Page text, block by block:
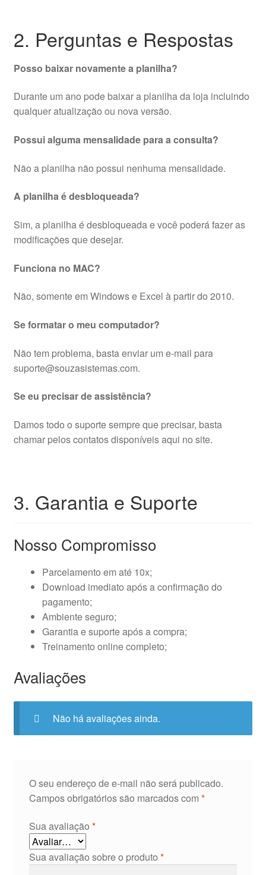
2. Perguntas e Respostas
Posso baixar novamente a planilha?
Durante um ano pode baixar a planilha da loja incluindo
qualquer atualização ou nova versão.
Possui alguma mensalidade para a consulta?
Não a planilha não possui nenhuma mensalidade.
A planilha é desbloqueada?
Sim, a planilha é desbloqueada e você poderá fazer as
modificações que desejar.
Funciona no MAC?
Não, somente em Windows e Excel à partir do 2010.
Se formatar o meu computador?
Não tem problema, basta enviar um e-mail para
suporte@souzasistemas.com.
Se eu precisar de assistência?
Damos todo o suporte sempre que precisar, basta
chamar pelos contatos disponíveis aqui no site.
3. Garantia e Suporte
Nosso Compromisso
Parcelamento em até 10x;
Download imediato após a confirmação do
pagamento;
Ambiente seguro;
Garantia e suporte após a compra;
Treinamento online completo;
Avaliações
Não há avaliações ainda.
O seu endereço de e-mail não será publicado.
Campos obrigatórios são marcados com *
Sua avaliação *
Sua avaliação sobre o produto *